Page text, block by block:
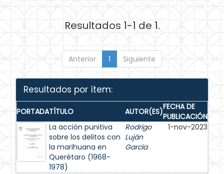
Resultados 1-1 de 1.
Anterior 1 Siguiente
Resultados por ítem:
PORTADATÍTULO AUTOR(ES)FECHA DE
PUBLICACIÓN
La acción punitiva
sobre los delitos con
la marihuana en
Querétaro (1968-
1978)
Rodrigo
Luján
García
1-nov-2023